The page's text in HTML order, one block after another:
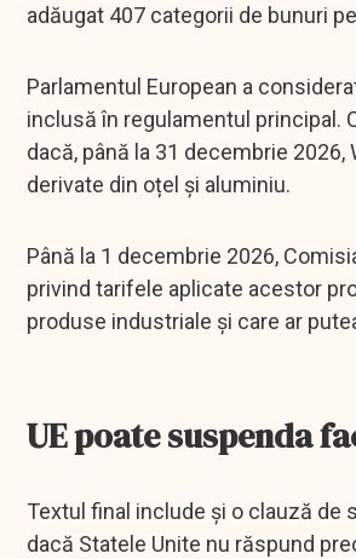
adăugat 407 categorii de bunuri
Parlamentul European a
inclusă în regulamentul principal.
dacă, până la 31 decembrie
derivate din oțel și aluminiu.
Până la 1 decembrie 2026,
privind tarifele aplicate acestor
produse industriale și care ar
UE poate suspenda
Textul final include și o clauză de
dacă Statele Unite nu răspund